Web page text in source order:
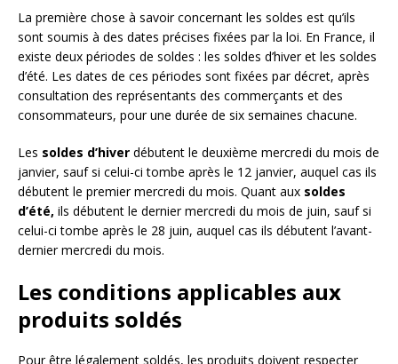
La première chose à savoir concernant les soldes est qu’ils
sont soumis à des dates précises fixées par la loi. En France, il
existe deux périodes de soldes : les soldes d’hiver et les soldes
d’été. Les dates de ces périodes sont fixées par décret, après
consultation des représentants des commerçants et des
consommateurs, pour une durée de six semaines chacune.
Les soldes d’hiver débutent le deuxième mercredi du mois de
janvier, sauf si celui-ci tombe après le 12 janvier, auquel cas ils
débutent le premier mercredi du mois. Quant aux soldes
d’été, ils débutent le dernier mercredi du mois de juin, sauf si
celui-ci tombe après le 28 juin, auquel cas ils débutent l’avant-
dernier mercredi du mois.
Les conditions applicables aux
produits soldés
Pour être légalement soldés, les produits doivent respecter